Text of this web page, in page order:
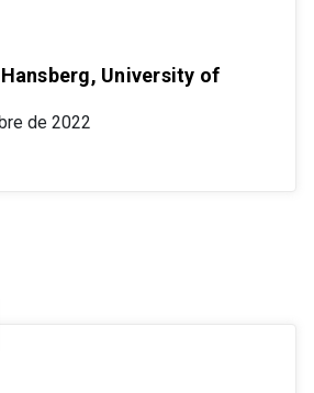
University of
de 2022